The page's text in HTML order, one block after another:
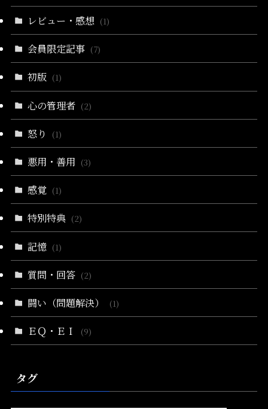
レビュー・感想 (1)
会員限定記事 (7)
初版 (1)
心の管理者 (2)
怒り (1)
悪用・善用 (3)
感覚 (1)
特別特典 (2)
記憶 (1)
質問・回答 (2)
闘い（問題解決） (1)
ＥＱ・ＥＩ (9)
タグ